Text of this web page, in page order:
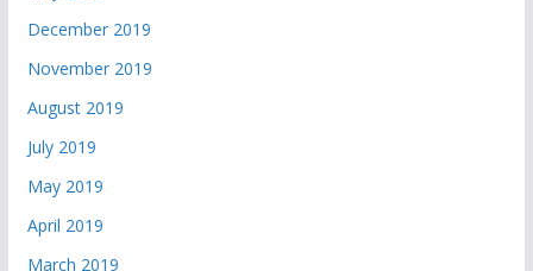
December 2019
November 2019
August 2019
July 2019
May 2019
April 2019
March 2019